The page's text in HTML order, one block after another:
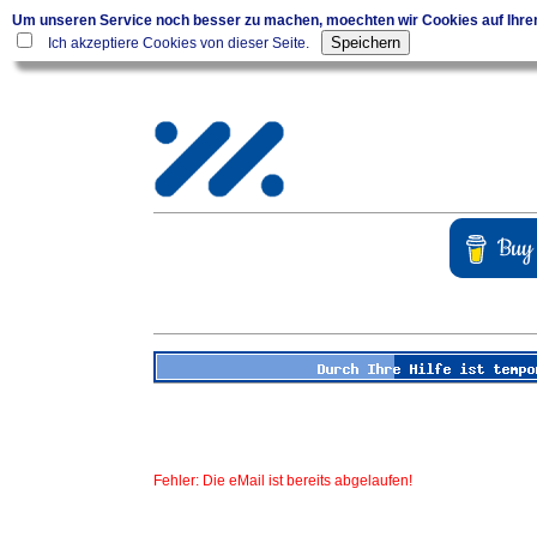
Um unseren Service noch besser zu machen, moechten wir Cookies auf
Ich akzeptiere Cookies von dieser Seite.
Fehler: Die eMail ist bereits abgelaufen!